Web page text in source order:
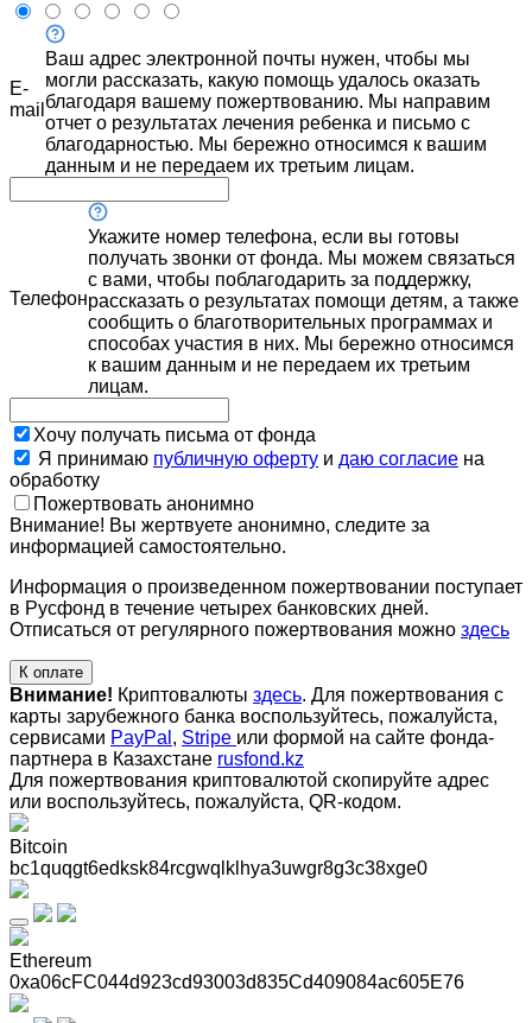
E-
mail
Ваш адрес электронной почты нужен, чтобы мы
могли рассказать, какую помощь удалось оказать
благодаря вашему пожертвованию. Мы направим
отчет о результатах лечения ребенка и письмо с
благодарностью. Мы бережно относимся к вашим
данным и не передаем их третьим лицам.
Телефон
Укажите номер телефона, если вы готовы
получать звонки от фонда. Мы можем связаться
с вами, чтобы поблагодарить за поддержку,
рассказать о результатах помощи детям, а также
сообщить о благотворительных программах и
способах участия в них. Мы бережно относимся
к вашим данным и не передаем их третьим
лицам.
Хочу получать письма от фонда
Я принимаю публичную оферту и даю согласие на
обработку
Пожертвовать анонимно
Внимание! Вы жертвуете анонимно, следите за
информацией самостоятельно.
Информация о произведенном пожертвовании поступает
в Русфонд в течение четырех банковских дней.
Отписаться от регулярного пожертвования можно здесь
К оплате
Внимание! Криптовалюты здесь. Для пожертвования с
карты зарубежного банка воспользуйтесь, пожалуйста,
сервисами PayPal , Stripe или формой на сайте фонда-
партнера в Казахстане rusfond.kz
Для пожертвования криптовалютой скопируйте адрес
или воспользуйтесь, пожалуйста, QR-кодом.
Bitcoin
bc1quqgt6edksk84rcgwqlklhya3uwgr8g3c38xge0
Ethereum
0xa06cFC044d923cd93003d835Cd409084ac605E76